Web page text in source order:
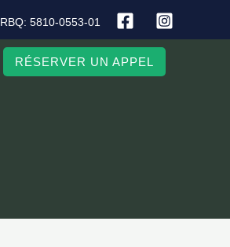
RBQ: 5810-0553-01
RÉSERVER UN APPEL